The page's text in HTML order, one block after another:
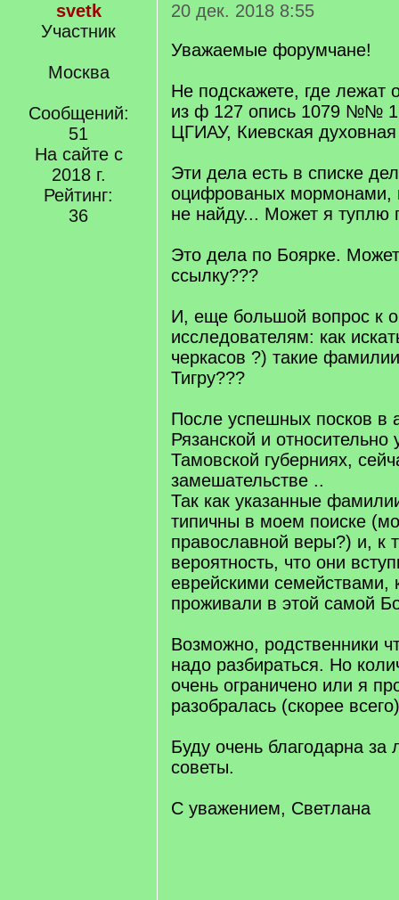
svetk
Участник
Москва
Сообщений:
51
На сайте с
2018 г.
Рейтинг:
36
20 дек. 2018 8:55
Уважаемые форумчане!
Не подскажете, где
из ф 127 опись 1079 №№
ЦГИАУ, Киевская духовная
Эти дела есть в списке
оцифрованых мормонами,
не найду... Может я туплю
Это дела по Боярке. Может
ссылку???
И, еще большой вопрос к
исследователям: как
черкасов ?) такие
Тигру???
После успешных посков в
Рязанской и относительно
Тамовской губерниях,
замешательстве ..
Так как указанные
типичны в моем поиске
православной веры?) и, к
вероятность, что они
еврейскими семействами,
проживали в этой самой
Возможно, родственники
надо разбираться. Но
очень ограничено или я
разобралась (скорее
Буду очень благодарна за
советы.
С уважением, Светлана